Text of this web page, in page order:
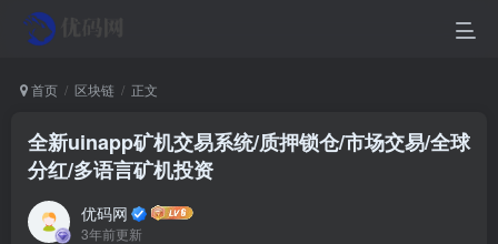
首页 区块链 正文
全新uinapp矿机交易系统/质押锁仓/市场交易/全球
分红/多语言矿机投资
优码网
3年前更新